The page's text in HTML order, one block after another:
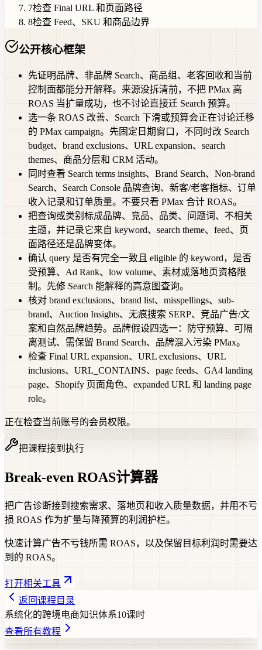
7检查 Final URL 和页面路径
8检查 Feed、SKU 和商品边界
公开核心框架
先证明品牌、非品牌 Search、商品组、老客回收和当前
控制面都能分开解释。来源没拆清前，不把 PMax 高
ROAS 当扩量成功，也不讨论直接迁 Search 预算。
选一条 ROAS 改善、Search 下滑或预算会正在讨论迁移
的 PMax campaign。先固定日期窗口，不同时改 Search
budget、brand exclusions、URL expansion、search
themes、商品分层和 CRM 活动。
同时查看 Search terms insights、Brand Search、Non-brand
Search、Search Console 品牌查询、新客/老客指标、订单
收入记录和订单质量。不要只看 PMax 合计 ROAS。
把查询或类别标成品牌、竞品、品类、问题词、不相关
主题，并记录它来自 keyword、search theme、feed、页
面路径还是品牌变体。
确认 query 是否有完全一致且 eligible 的 keyword，是否
受预算、Ad Rank、low volume、素材或落地页资格限
制。先修 Search 能解释的高意图查询。
核对 brand exclusions、brand list、misspellings、sub-
brand、Auction Insights、无痕搜索 SERP、竞品广告/文
案和自然品牌趋势。品牌假设四选一：防守预算、可隔
离测试、需保留 Brand Search、品牌混入污染 PMax。
检查 Final URL expansion、URL exclusions、URL
inclusions、URL_CONTAINS、page feeds、GA4 landing
page、Shopify 页面角色、expanded URL 和 landing page
role。
正在检查当前账号的会员权限。
把课程接到执行
Break-even ROAS计算器
把广告诊断接到搜索需求、落地页和收入质量数据，并用不亏
损 ROAS 作为扩量与降预算的利润护栏。
快速计算广告不亏钱所需 ROAS，以及保留目标利润时需要达
到的 ROAS。
打开相关工具
返回课程目录
系统化的跨境电商知识体系10课时
查看所有教程